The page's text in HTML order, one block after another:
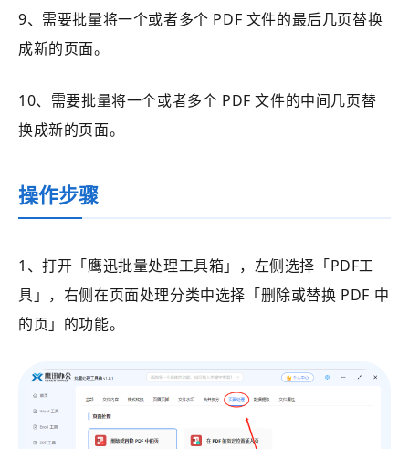
9、需要批量将一个或者多个 PDF 文件的最后几页替换
成新的页面。
10、需要批量将一个或者多个 PDF 文件的中间几页替
换成新的页面。
操作步骤
1、打开 「鹰迅批量处理工具箱」 ，左侧选择 「PDF工
具」 ，右侧在页面处理分类中选择 「删除或替换 PDF 中
的页 」的功能。